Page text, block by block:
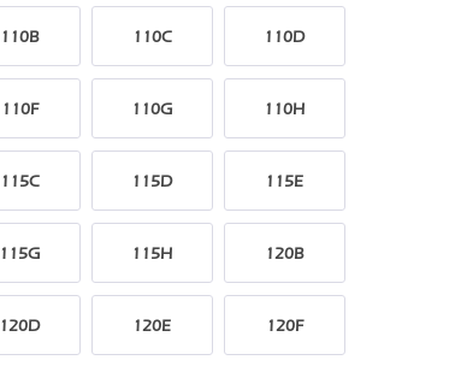
110B 110C 110D
110F 110G 110H
115C 115D 115E
115G 115H 120B
120D 120E 120F